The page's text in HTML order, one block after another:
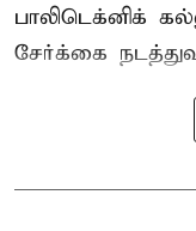
பாலிடெக்னிக்
சேர்க்கை